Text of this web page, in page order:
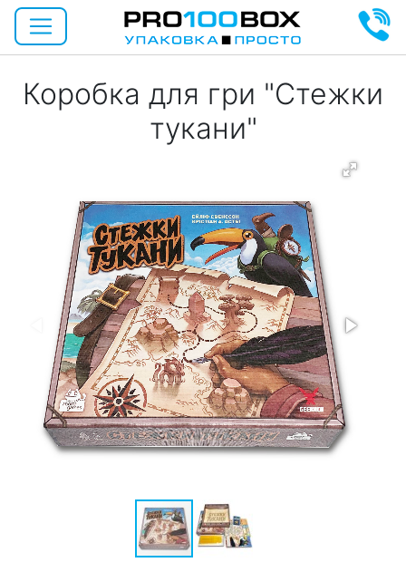
Коробка для гри "Стежки
тукани"